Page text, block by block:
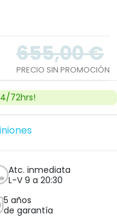
655,00 €
PRECIO SIN PROMOCIÓN
72hrs!
Atc. inmediata
L-V 9 a 20:30
5 años
de garantía